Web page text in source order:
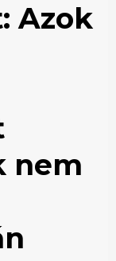
Azok
nem